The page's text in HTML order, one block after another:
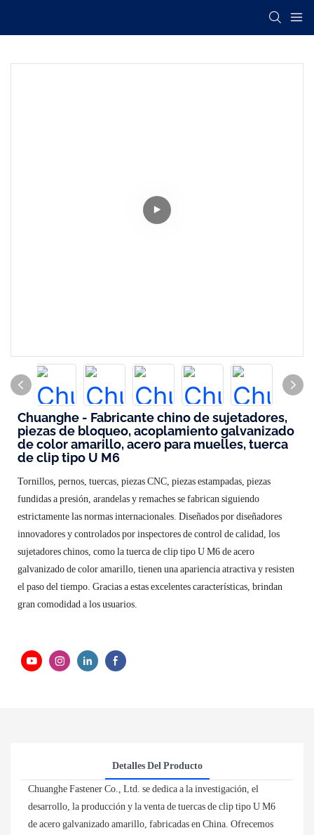
Chuanghe - Fabricante chino de sujetadores,
piezas de bloqueo, acoplamiento galvanizado
de color amarillo, acero para muelles, tuerca
de clip tipo U M6
Tornillos, pernos, tuercas, piezas CNC, piezas estampadas, piezas
fundidas a presión, arandelas y remaches se fabrican siguiendo
estrictamente las normas internacionales. Diseñados por diseñadores
innovadores y controlados por inspectores de control de calidad, los
sujetadores chinos, como la tuerca de clip tipo U M6 de acero
galvanizado de color amarillo, tienen una apariencia atractiva y resisten
el paso del tiempo. Gracias a estas excelentes características, brindan
gran comodidad a los usuarios.
Detalles Del Producto
Chuanghe Fastener Co., Ltd. se dedica a la investigación, el
desarrollo, la producción y la venta de tuercas de clip tipo U M6
de acero galvanizado amarillo, fabricadas en China. Ofrecemos